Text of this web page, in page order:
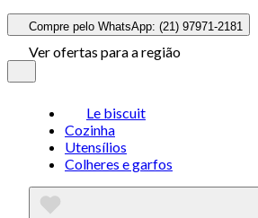
Compre pelo WhatsApp: (21) 97971-2181
Ver ofertas para a região
Le biscuit
Cozinha
Utensílios
Colheres e garfos